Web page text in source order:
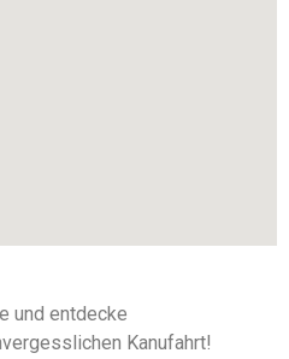
und entdecke
Kanufahrt!